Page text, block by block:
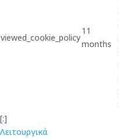
viewed_cookie_policy
11
months
[:]
Λειτουργικά